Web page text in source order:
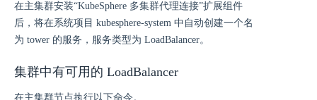
在主集群安装“KubeSphere 多集群代理连接”扩展组件
后，将在系统项目 kubesphere-system 中自动创建一个名
为 tower 的服务，服务类型为 LoadBalancer。
集群中有可用的 LoadBalancer
在主集群节点执行以下命令。